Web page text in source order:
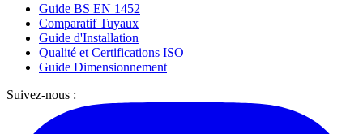
Guide BS EN 1452
Comparatif Tuyaux
Guide d'Installation
Qualité et Certifications ISO
Guide Dimensionnement
Suivez-nous :